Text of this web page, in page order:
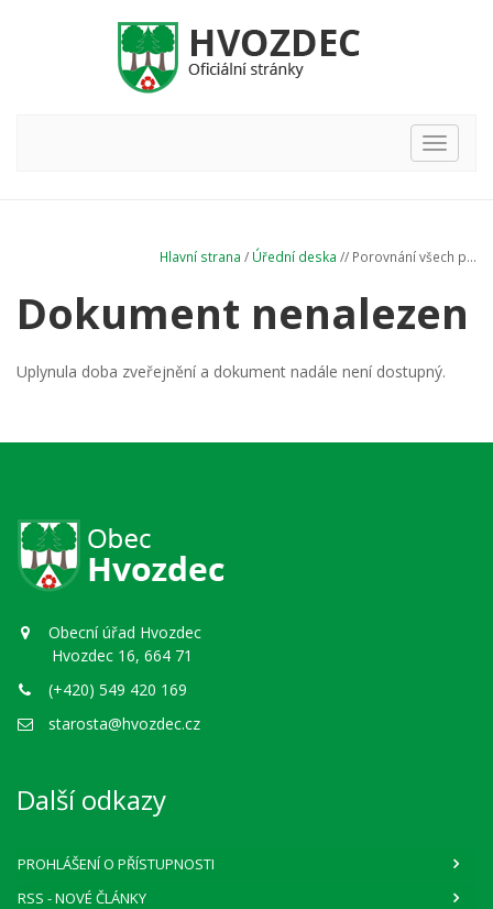
Hlavní
nabídka
Hlavní strana / Úřední deska // Porovnání všech p...
Dokument nenalezen
Uplynula doba zveřejnění a dokument nadále není dostupný.
Obecní úřad Hvozdec
Hvozdec 16, 664 71
(+420) 549 420 169
starosta@hvozdec.cz
Další odkazy
PROHLÁŠENÍ O PŘÍSTUPNOSTI
RSS - NOVÉ ČLÁNKY